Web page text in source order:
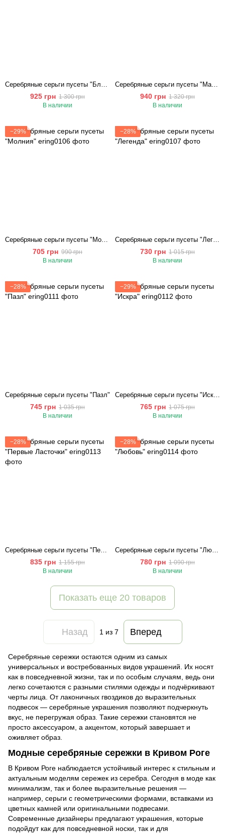
Серебряные серьги пусеты "Блеск Грани"
925 грн 1 300 грн
В наличии
Cеребряные серьги пусеты "Магия Ночи"
940 грн 1 320 грн
В наличии
−29%
Серебряные серьги пусеты "Молния"
705 грн 990 грн
В наличии
−28%
Серебряные серьги пусеты "Легенда"
730 грн 1 015 грн
В наличии
−28%
Cеребряные серьги пусеты "Пазл"
745 грн 1 035 грн
В наличии
−29%
Серебряные серьги пусеты "Искра"
765 грн 1 075 грн
В наличии
−28%
Серебряные серьги пусеты "Первые Ласточки"
835 грн 1 155 грн
В наличии
−28%
Серебряные серьги пусеты "Любовь"
780 грн 1 090 грн
В наличии
Показать еще 20 товаров
Назад 1 из 7 Вперед
Серебряные сережки остаются одним из самых
универсальных и востребованных видов украшений. Их носят
как в повседневной жизни, так и по особым случаям, ведь они
легко сочетаются с разными стилями одежды и подчёркивают
черты лица. От лаконичных гвоздиков до выразительных
подвесок — серебряные украшения позволяют подчеркнуть
вкус, не перегружая образ. Такие сережки становятся не
просто аксессуаром, а акцентом, который завершает и
оживляет образ.
Модные серебряные сережки в Кривом Роге
В Кривом Роге наблюдается устойчивый интерес к стильным и
актуальным моделям сережек из серебра. Сегодня в моде как
минимализм, так и более выразительные решения —
например, серьги с геометрическими формами, вставками из
цветных камней или оригинальными подвесами.
Современные дизайнеры предлагают украшения, которые
подойдут как для повседневной носки, так и для